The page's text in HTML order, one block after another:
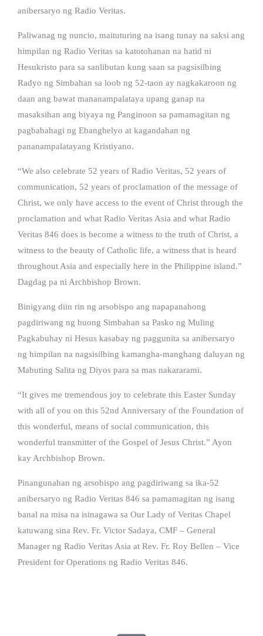
anibersaryo ng Radio Veritas.
Paliwanag ng nuncio, maituturing na isang tunay na saksi ang
himpilan ng Radio Veritas sa katotohanan na hatid ni
Hesukristo para sa sanlibutan kung saan sa pagsisilbing
Radyo ng Simbahan sa loob ng 52-taon ay nagkakaroon ng
daan ang bawat mananampalataya upang ganap na
masaksihan ang biyaya ng Panginoon sa pamamagitan ng
pagbabahagi ng Ebanghelyo at kagandahan ng
pananampalatayang Kristiyano.
“We also celebrate 52 years of Radio Veritas, 52 years of
communication, 52 years of proclamation of the message of
Christ, we only have access to the event of Christ through the
proclamation and what Radio Veritas Asia and what Radio
Veritas 846 does is become a witness to the truth of Christ, a
witness to the beauty of Catholic life, a witness that is heard
throughout Asia and especially here in the Philippine island.”
Dagdag pa ni Archbishop Brown.
Binigyang diin rin ng arsobispo ang napapanahong
pagdiriwang ng buong Simbahan sa Pasko ng Muling
Pagkabuhay ni Hesus kasabay ng paggunita sa anibersaryo
ng himpilan na nagsisilbing kamangha-manghang daluyan ng
Mabuting Salita ng Diyos para sa mas nakararami.
“It gives me tremendous joy to celebrate this Easter Sunday
with all of you on this 52nd Anniversary of the Foundation of
this wonderful, means of social communication, this
wonderful transmitter of the Gospel of Jesus Christ.” Ayon
kay Archbishop Brown.
Pinangunahan ng arsobispo ang pagdiriwang sa ika-52
anibersaryo ng Radio Veritas 846 sa pamamagitan ng isang
banal na misa na isinagawa sa Our Lady of Veritas Chapel
katuwang sina Rev. Fr. Victor Sadaya, CMF – General
Manager ng Radio Veritas Asia at Rev. Fr. Roy Bellen – Vice
President for Operations ng Radio Veritas 846.